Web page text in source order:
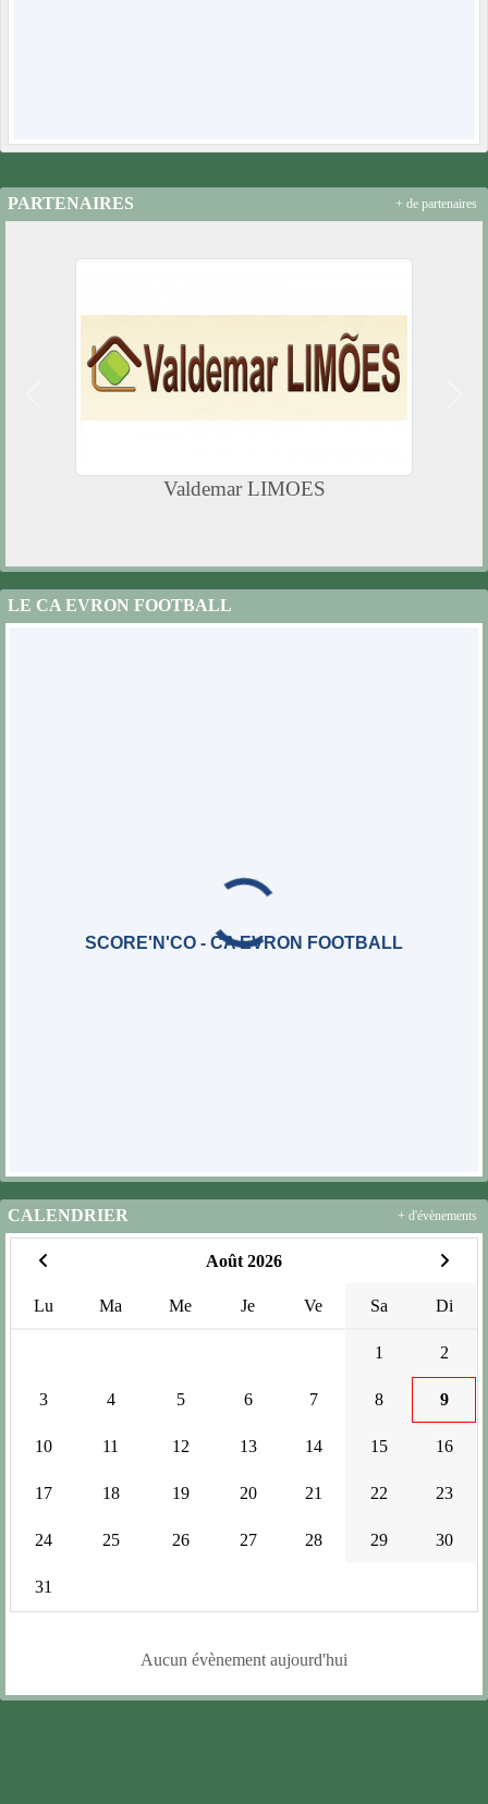
PARTENAIRES
Valdemar LIMOES
+ de partenaires
LE CA EVRON FOOTBALL
SCORE'N'CO - CA EVRON FOOTBALL
CALENDRIER
Août 2026
Lu Ma Me Je Ve Sa Di
1 2
3 4 5 6 7 8 9
10 11 12 13 14 15 16
17 18 19 20 21 22 23
24 25 26 27 28 29 30
31
Aucun évènement aujourd'hui
+ d'évènements